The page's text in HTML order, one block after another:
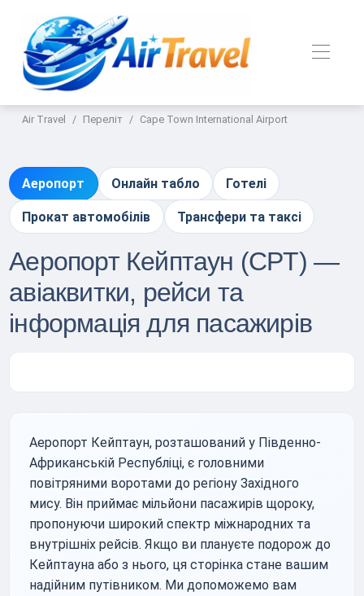
Air Travel Переліт Cape Town International Airport
Аеропорт Онлайн табло Готелі
Прокат автомобілів Трансфери та таксі
Аеропорт Кейптаун (CPT) —
авіаквитки, рейси та
інформація для пасажирів
Аеропорт Кейптаун, розташований у Південно-
Африканській Республіці, є головними
повітряними воротами до регіону Західного
мису. Він приймає мільйони пасажирів щороку,
пропонуючи широкий спектр міжнародних та
внутрішніх рейсів. Якщо ви плануєте подорож до
Кейптауна або з нього, ця сторінка стане вашим
надійним путівником. Ми допоможемо вам